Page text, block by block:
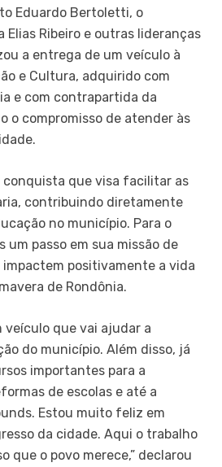
Eduardo Bertoletti, o
Elias Ribeiro e outras lideranças
a entrega de um veículo à
e Cultura, adquirido com
e com contrapartida da
o compromisso de atender às
conquista que visa facilitar as
contribuindo diretamente
no município. Para o
um passo em sua missão de
positivamente a vida
de Rondônia.
veículo que vai ajudar a
do município. Além disso, já
importantes para a
de escolas e até a
Estou muito feliz em
da cidade. Aqui o trabalho
que o povo merece,” declarou